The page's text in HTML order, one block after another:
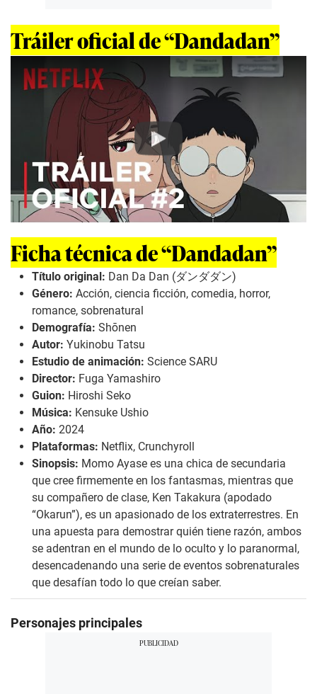
Tráiler oficial de “Dandadan”
Play
Ficha técnica de “Dandadan”
Título original: Dan Da Dan (ダンダダン)
Género: Acción, ciencia ficción, comedia, horror,
romance, sobrenatural
Demografía: Shōnen
Autor: Yukinobu Tatsu
Estudio de animación: Science SARU
Director: Fuga Yamashiro
Guion: Hiroshi Seko
Música: Kensuke Ushio
Año: 2024
Plataformas: Netflix, Crunchyroll
Sinopsis: Momo Ayase es una chica de secundaria
que cree firmemente en los fantasmas, mientras que
su compañero de clase, Ken Takakura (apodado
“Okarun”), es un apasionado de los extraterrestres. En
una apuesta para demostrar quién tiene razón, ambos
se adentran en el mundo de lo oculto y lo paranormal,
desencadenando una serie de eventos sobrenaturales
que desafían todo lo que creían saber.
Personajes principales